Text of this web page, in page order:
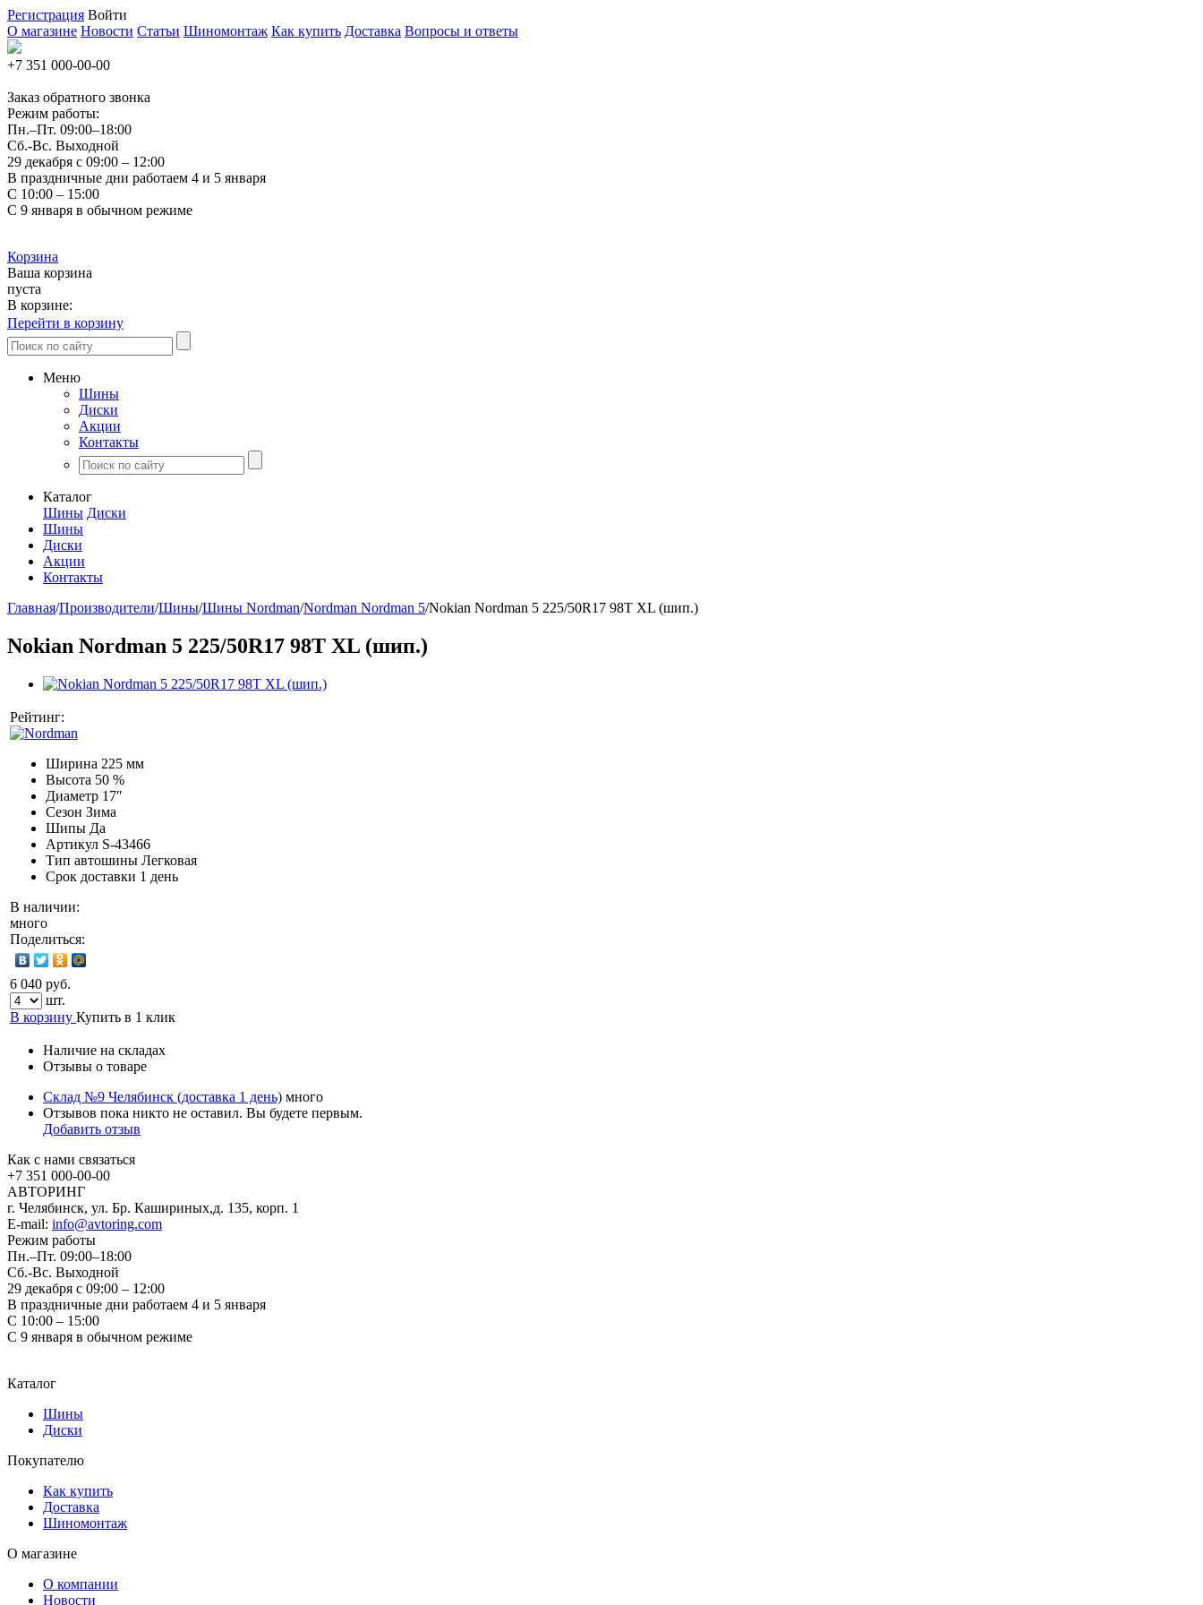
Регистрация Войти
О магазине Новости Статьи Шиномонтаж Как купить Доставка Вопросы и ответы
+7 351 000-00-00
Заказ обратного звонка
Режим работы:
Пн.–Пт. 09:00–18:00
Сб.-Вс. Выходной
29 декабря с 09:00 – 12:00
В праздничные дни работаем 4 и 5 января
С 10:00 – 15:00
С 9 января в обычном режиме
Корзина
Ваша корзина
пуста
В корзине:
Перейти в корзину
Меню
Шины
Диски
Акции
Контакты
Каталог
Шины Диски
Шины
Диски
Акции
Контакты
Главная/Производители/Шины/Шины Nordman/Nordman Nordman 5/Nokian Nordman 5 225/50R17 98T XL (шип.)
Nokian Nordman 5 225/50R17 98T XL (шип.)
Рейтинг:
Ширина 225 мм
Высота 50 %
Диаметр 17″
Сезон Зима
Шипы Да
Артикул S-43466
Тип автошины Легковая
Срок доставки 1 день
В наличии:
много
Поделиться:
6 040 руб.
шт.
В корзину Купить в 1 клик
Наличие на складах
Отзывы о товаре
Склад №9 Челябинск (доставка 1 день) много
Отзывов пока никто не оставил. Вы будете первым.
Добавить отзыв
Как с нами связаться
+7 351 000-00-00
АВТОРИНГ
г. Челябинск, ул. Бр. Кашириных,д. 135, корп. 1
E-mail: info@avtoring.com
Режим работы
Пн.–Пт. 09:00–18:00
Сб.-Вс. Выходной
29 декабря с 09:00 – 12:00
В праздничные дни работаем 4 и 5 января
С 10:00 – 15:00
С 9 января в обычном режиме
Каталог
Шины
Диски
Покупателю
Как купить
Доставка
Шиномонтаж
О магазине
О компании
Новости